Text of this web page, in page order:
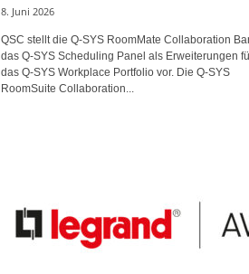
8. Juni 2026
QSC stellt die Q-SYS RoomMate Collaboration
das Q-SYS Scheduling Panel als Erweiterungen
das Q-SYS Workplace Portfolio vor. Die Q-SYS
RoomSuite Collaboration...